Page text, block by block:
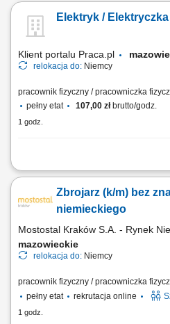
metodami MAG i/lub WIG; Prace
rysunkiem technicznym;
Elektryk / Elektryczka
Klient portalu Praca.pl
relokacja do: Niemcy
pracownik fizyczny / pracowniczka
pełny etat
107,00 złbrutto/godz.
1 godz.
montaż instalacji elektrycznych w
wykonywanie połączeń elektrycznych i
okablowanie szaf sterowniczych; prace
Zbrojarz (k/m) bez
niemieckiego
Mostostal Kraków S.A. - Rynek
mazowieckie
relokacja do: Niemcy
pracownik fizyczny / pracowniczka
pełny etat
rekrutacja online
1 godz.